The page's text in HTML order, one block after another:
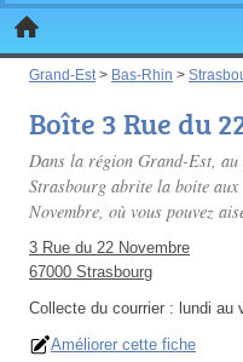
Grand-Est > Bas-Rhin >
Boîte 3 Rue du
Dans la région Grand-Est, au
Strasbourg abrite la boite aux
Novembre, où vous pouvez
3 Rue du 22 Novembre
67000 Strasbourg
Collecte du courrier : lundi au
Améliorer cette fiche